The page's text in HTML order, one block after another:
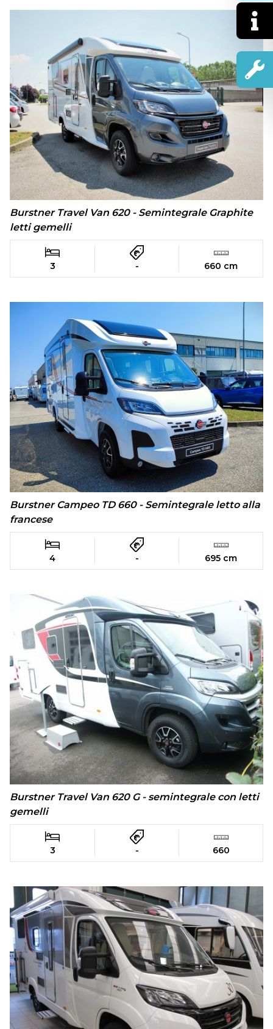
Burstner Travel Van 620 - Semintegrale Graphite
letti gemelli
3 - 660 cm
Burstner Campeo TD 660 - Semintegrale letto alla
francese
4 - 695 cm
Burstner Travel Van 620 G - semintegrale con letti
gemelli
3 - 660